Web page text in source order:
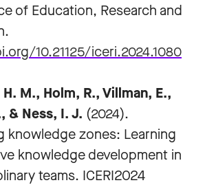
of Education, Research and
10.21125/iceri.2024.1080
M., Holm, R., Villman, E.,
& Ness, I. J. (2024).
knowledge zones: Learning
knowledge development in
teams. ICERI2024